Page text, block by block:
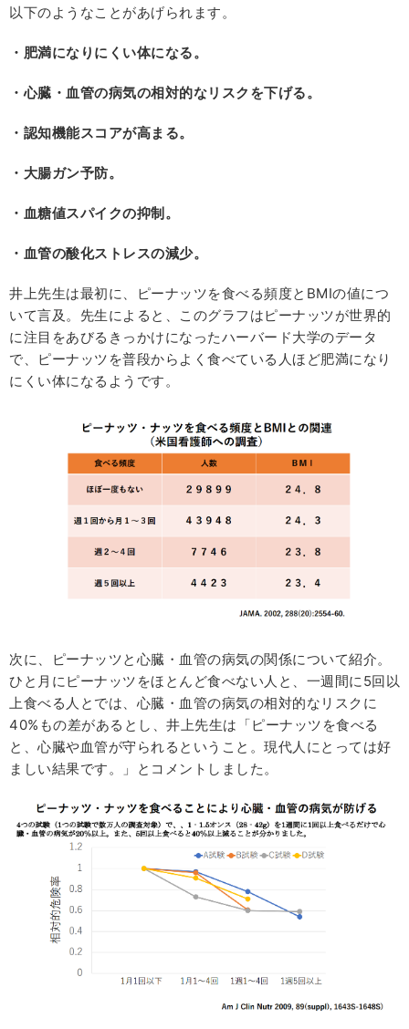
以下のようなことがあげられます。
・肥満になりにくい体になる。
・心臓・血管の病気の相対的なリスクを下げる。
・認知機能スコアが高まる。
・大腸ガン予防。
・血糖値スパイクの抑制。
・血管の酸化ストレスの減少。
井上先生は最初に、ピーナッツを食べる頻度とBMIの値につ
いて言及。先生によると、このグラフはピーナッツが世界的
に注目をあびるきっかけになったハーバード大学のデータ
で、ピーナッツを普段からよく食べている人ほど肥満になり
にくい体になるようです。
次に、ピーナッツと心臓・血管の病気の関係について紹介。
ひと月にピーナッツをほとんど食べない人と、一週間に5回以
上食べる人とでは、心臓・血管の病気の相対的なリスクに
40%もの差があるとし、井上先生は「ピーナッツを食べる
と、心臓や血管が守られるということ。現代人にとっては好
ましい結果です。」とコメントしました。